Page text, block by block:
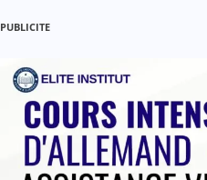
PUBLICITE